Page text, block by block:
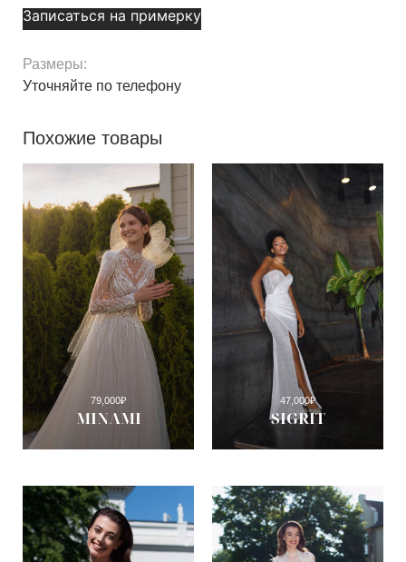
Записаться на примерку
Размеры:
Уточняйте по телефону
Похожие товары
MINAMI
79,000₽
SIGRIT
47,000₽